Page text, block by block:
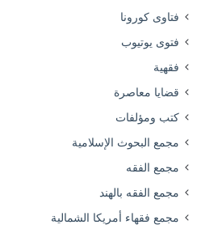
فتاوى كورونا
فتوى يوتيوب
فقهية
قضايا معاصرة
كتب ومؤلفات
مجمع البحوث الإسلامية
مجمع الفقه
مجمع الفقه بالهند
مجمع فقهاء أمريكا الشمالية